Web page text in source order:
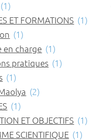
(1)
ET FORMATIONS (1)
(1)
en charge (1)
pratiques (1)
(1)
(2)
(1)
ET OBJECTIFS (1)
SCIENTIFIQUE (1)